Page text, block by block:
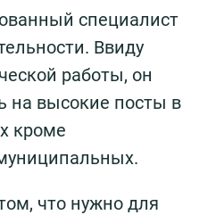
специалист
Ввиду
работы, он
на высокие посты в
кроме
что нужно для